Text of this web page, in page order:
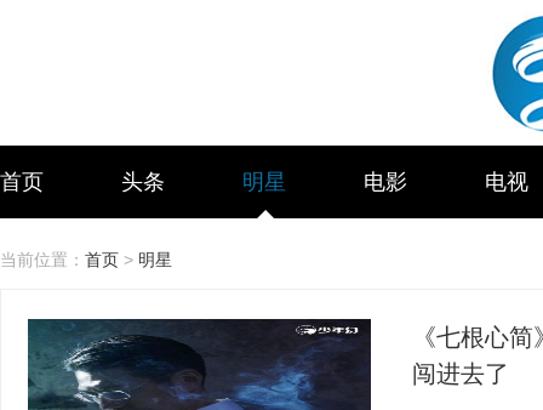
首页 头条 明星 电影 电视
当前位置： 首页 > 明星
《七根心
闯进去了